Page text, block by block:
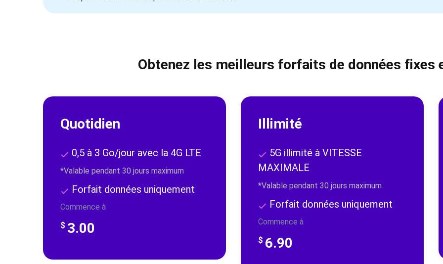
Obtenez les meilleurs forfaits de données fixes
Quotidien
0,5 à 3 Go/jour avec la 4G LTE
*Valable pendant 30 jours maximum
Forfait données uniquement
Commence à
$ 3.00
Illimité
5G illimité à VITESSE
MAXIMALE
*Valable pendant 30 jours maximum
Forfait données uniquement
Commence à
$ 6.90